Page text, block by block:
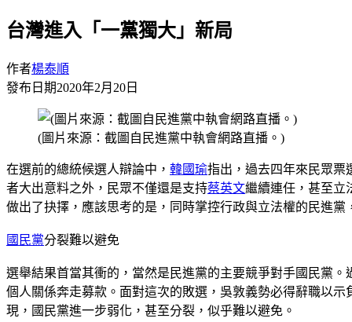
台灣進入「一黨獨大」新局
作者楊泰順
發布日期2020年2月20日
(圖片來源：截圖自民進黨中執會網路直播。)
在選前的總統候選人辯論中， 韓國瑜指出，過去四年來民眾票
者大出意料之外，民眾不僅還是支持蔡英文繼續連任，甚至立
做出了抉擇，應該思考的是，同時掌控行政與立法權的民進黨
國民黨分裂難以避免
選舉結果首當其衝的，當然是民進黨的主要競爭對手國民黨。
個人關係奔走募款。面對這次的敗選，吳敦義勢必得辭職以
現，國民黨進一步弱化，甚至分裂，似乎難以避免。